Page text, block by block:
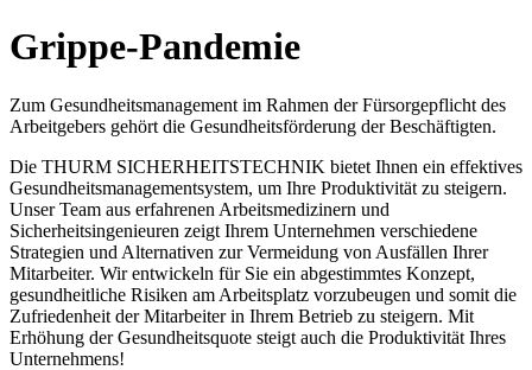
Grippe-Pandemie
Zum Gesundheitsmanagement im Rahmen der Fürsorgepflicht des
Arbeitgebers gehört die Gesundheitsförderung der Beschäftigten.
Die THURM SICHERHEITSTECHNIK bietet Ihnen ein effektives
Gesundheitsmanagementsystem, um Ihre Produktivität zu steigern.
Unser Team aus erfahrenen Arbeitsmedizinern und
Sicherheitsingenieuren zeigt Ihrem Unternehmen verschiedene
Strategien und Alternativen zur Vermeidung von Ausfällen Ihrer
Mitarbeiter. Wir entwickeln für Sie ein abgestimmtes Konzept,
gesundheitliche Risiken am Arbeitsplatz vorzubeugen und somit die
Zufriedenheit der Mitarbeiter in Ihrem Betrieb zu steigern. Mit
Erhöhung der Gesundheitsquote steigt auch die Produktivität Ihres
Unternehmens!